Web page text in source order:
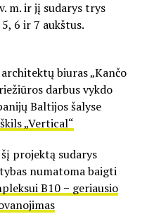
m. ir jį sudarys trys
6 ir 7 aukštus.
biuras „Kančo
darbus vykdo
Baltijos šalyse
„Vertical“
projektą sudarys
numatoma baigti
B10 − geriausio